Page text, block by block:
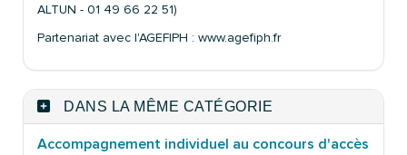
ALTUN - 01 49 66 22 51)
Partenariat avec l'AGEFIPH : www.agefiph.fr
DANS LA MÊME CATÉGORIE
Accompagnement individuel au concours d'accès